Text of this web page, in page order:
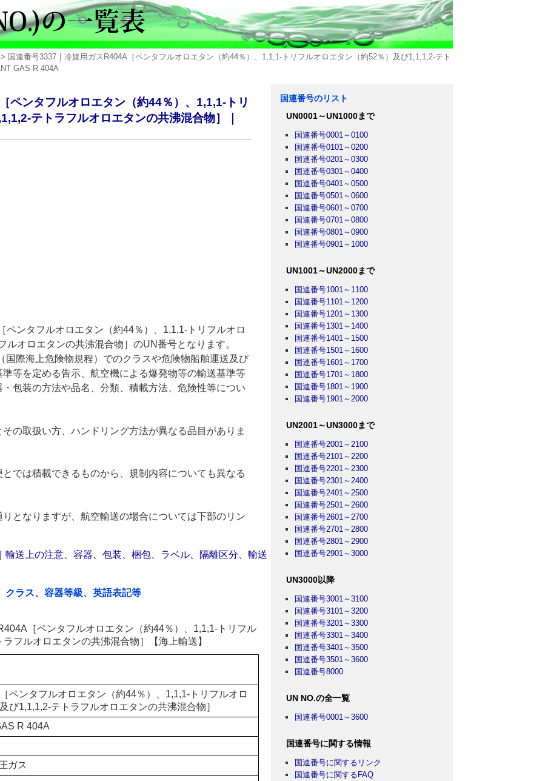
> 国連番号3337｜冷媒用ガスR404A［ペンタフルオロエタン（約44％）、1,1,1-トリフルオロエタン（約52％）及び1,1,1,2-テト
GAS R 404A
ペンタフルオロエタン（約44％）、1,1,1-トリ
テトラフルオロエタンの共沸混合物］｜
ペンタフルオロエタン（約44％）、1,1,1-トリフルオロ
ルオロエタンの共沸混合物］のUN番号となります。
国際海上危険物規程）でのクラスや危険物船舶運送及び
等を定める告示、航空機による爆発物等の輸送基準等
包装の方法や品名、分類、積載方法、危険性等につい
の取扱い方、ハンドリング方法が異なる品目がありま
では積載できるものから、規制内容についても異なる
となりますが、航空輸送の場合については下部のリン
輸送上の注意、容器、包装、梱包、ラベル、隔離区分、輸送
クラス、容器等級、英語表記等
［ペンタフルオロエタン（約44％）、1,1,1-トリフル
フルオロエタンの共沸混合物］【海上輸送】
ペンタフルオロエタン（約44％）、1,1,1-トリフルオロ
び1,1,1,2-テトラフルオロエタンの共沸混合物］
R 404A
ガス
国連番号のリスト
UN0001～UN1000まで
国連番号0001～0100
国連番号0101～0200
国連番号0201～0300
国連番号0301～0400
国連番号0401～0500
国連番号0501～0600
国連番号0601～0700
国連番号0701～0800
国連番号0801～0900
国連番号0901～1000
UN1001～UN2000まで
国連番号1001～1100
国連番号1101～1200
国連番号1201～1300
国連番号1301～1400
国連番号1401～1500
国連番号1501～1600
国連番号1601～1700
国連番号1701～1800
国連番号1801～1900
国連番号1901～2000
UN2001～UN3000まで
国連番号2001～2100
国連番号2101～2200
国連番号2201～2300
国連番号2301～2400
国連番号2401～2500
国連番号2501～2600
国連番号2601～2700
国連番号2701～2800
国連番号2801～2900
国連番号2901～3000
UN3000以降
国連番号3001～3100
国連番号3101～3200
国連番号3201～3300
国連番号3301～3400
国連番号3401～3500
国連番号3501～3600
国連番号8000
UN NO.の全一覧
国連番号0001～3600
国連番号に関する情報
国連番号に関するリンク
国連番号に関するFAQ